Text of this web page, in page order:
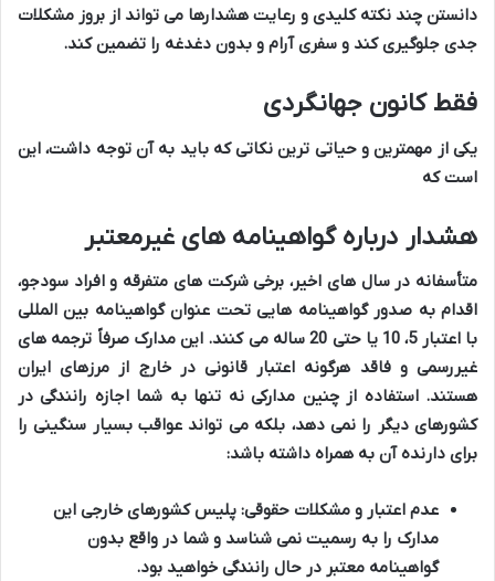
دانستن چند نکته کلیدی و رعایت هشدارها می تواند از بروز مشکلات
جدی جلوگیری کند و سفری آرام و بدون دغدغه را تضمین کند.
فقط کانون جهانگردی
یکی از مهمترین و حیاتی ترین نکاتی که باید به آن توجه داشت، این
است که
هشدار درباره گواهینامه های غیرمعتبر
متأسفانه در سال های اخیر، برخی شرکت های متفرقه و افراد سودجو،
اقدام به صدور گواهینامه هایی تحت عنوان گواهینامه بین المللی
با اعتبار 5، 10 یا حتی 20 ساله می کنند. این مدارک صرفاً ترجمه های
غیررسمی و فاقد هرگونه اعتبار قانونی در خارج از مرزهای ایران
هستند. استفاده از چنین مدارکی نه تنها به شما اجازه رانندگی در
کشورهای دیگر را نمی دهد، بلکه می تواند عواقب بسیار سنگینی را
برای دارنده آن به همراه داشته باشد:
عدم اعتبار و مشکلات حقوقی: پلیس کشورهای خارجی این
مدارک را به رسمیت نمی شناسد و شما در واقع بدون
گواهینامه معتبر در حال رانندگی خواهید بود.